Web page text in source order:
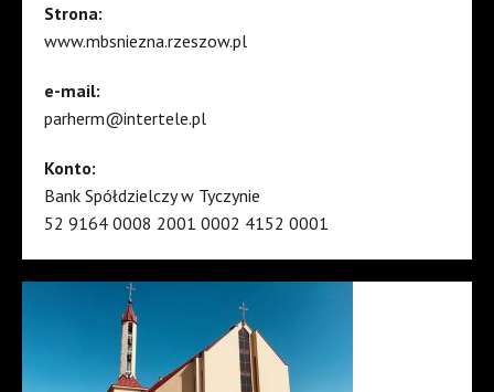
Strona:
www.mbsniezna.rzeszow.pl
e-mail:
parherm@intertele.pl
Konto:
Bank Spółdzielczy w Tyczynie
52 9164 0008 2001 0002 4152 0001